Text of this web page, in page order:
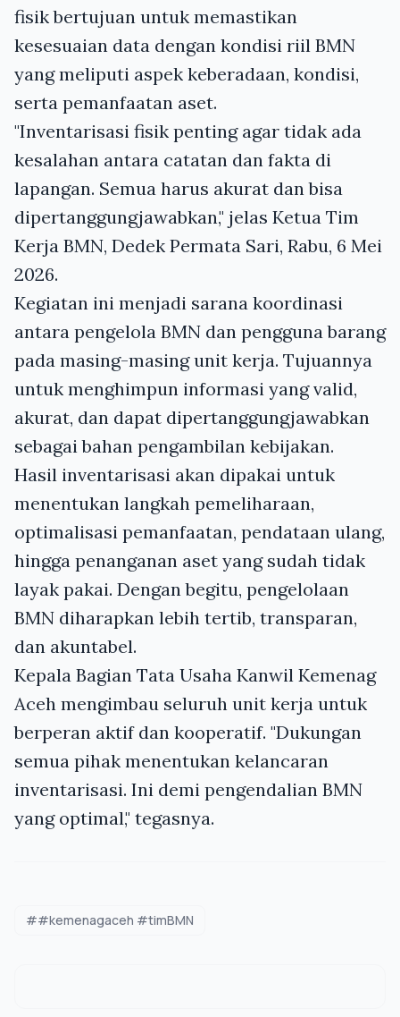
fisik bertujuan untuk memastikan
kesesuaian data dengan kondisi riil BMN
yang meliputi aspek keberadaan, kondisi,
serta pemanfaatan aset.
"Inventarisasi fisik penting agar tidak ada
kesalahan antara catatan dan fakta di
lapangan. Semua harus akurat dan bisa
dipertanggungjawabkan," jelas Ketua Tim
Kerja BMN, Dedek Permata Sari, Rabu, 6 Mei
2026.
Kegiatan ini menjadi sarana koordinasi
antara pengelola BMN dan pengguna barang
pada masing-masing unit kerja. Tujuannya
untuk menghimpun informasi yang valid,
akurat, dan dapat dipertanggungjawabkan
sebagai bahan pengambilan kebijakan.
Hasil inventarisasi akan dipakai untuk
menentukan langkah pemeliharaan,
optimalisasi pemanfaatan, pendataan ulang,
hingga penanganan aset yang sudah tidak
layak pakai. Dengan begitu, pengelolaan
BMN diharapkan lebih tertib, transparan,
dan akuntabel.
Kepala Bagian Tata Usaha Kanwil Kemenag
Aceh mengimbau seluruh unit kerja untuk
berperan aktif dan kooperatif. "Dukungan
semua pihak menentukan kelancaran
inventarisasi. Ini demi pengendalian BMN
yang optimal," tegasnya.
##kemenagaceh #timBMN